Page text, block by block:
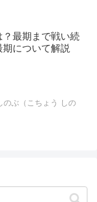
最期まで戦い続
について解説
のぶ（こちょう しの